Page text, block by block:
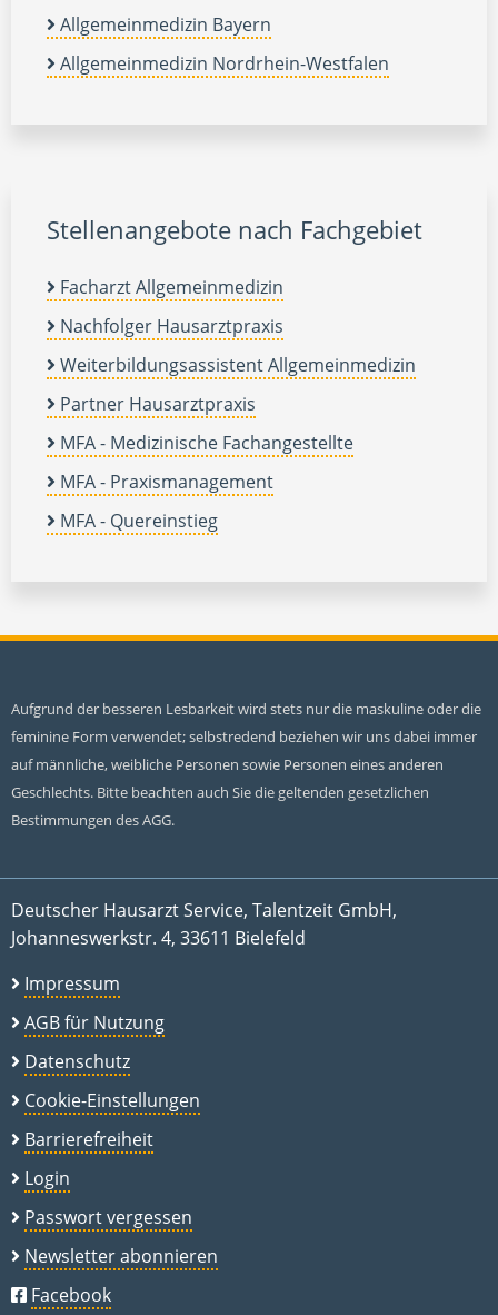
Allgemeinmedizin Bayern
Allgemeinmedizin Nordrhein-Westfalen
Stellenangebote nach Fachgebiet
Facharzt Allgemeinmedizin
Nachfolger Hausarztpraxis
Weiterbildungsassistent Allgemeinmedizin
Partner Hausarztpraxis
MFA - Medizinische Fachangestellte
MFA - Praxismanagement
MFA - Quereinstieg
Aufgrund der besseren Lesbarkeit wird stets nur die maskuline oder die
feminine Form verwendet; selbstredend beziehen wir uns dabei immer
auf männliche, weibliche Personen sowie Personen eines anderen
Geschlechts. Bitte beachten auch Sie die geltenden gesetzlichen
Bestimmungen des AGG.
Deutscher Hausarzt Service, Talentzeit GmbH,
Johanneswerkstr. 4, 33611 Bielefeld
Impressum
AGB für Nutzung
Datenschutz
Cookie-Einstellungen
Barrierefreiheit
Login
Passwort vergessen
Newsletter abonnieren
Facebook